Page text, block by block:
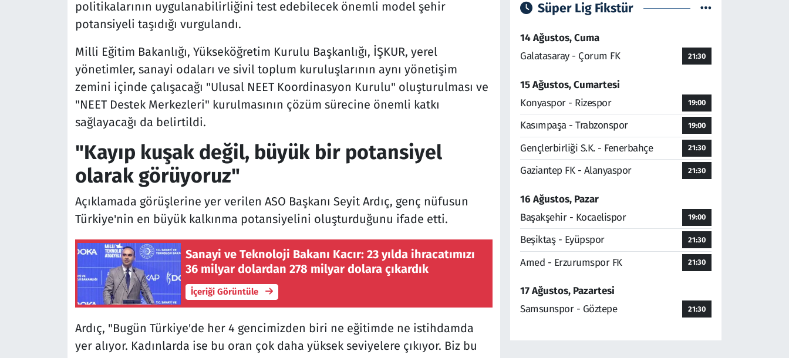
politikalarının uygulanabilirliğini test edebilecek önemli model şehir
potansiyeli taşıdığı vurgulandı.
Milli Eğitim Bakanlığı, Yükseköğretim Kurulu Başkanlığı, İŞKUR, yerel
yönetimler, sanayi odaları ve sivil toplum kuruluşlarının aynı yönetişim
zemini içinde çalışacağı "Ulusal NEET Koordinasyon Kurulu" oluşturulması ve
"NEET Destek Merkezleri" kurulmasının çözüm sürecine önemli katkı
sağlayacağı da belirtildi.
"Kayıp kuşak değil, büyük bir potansiyel
olarak görüyoruz"
Açıklamada görüşlerine yer verilen ASO Başkanı Seyit Ardıç, genç nüfusun
Türkiye'nin en büyük kalkınma potansiyelini oluşturduğunu ifade etti.
Sanayi ve Teknoloji Bakanı Kacır: 23 yılda ihracatımızı
36 milyar dolardan 278 milyar dolara çıkardık
İçeriği Görüntüle
Ardıç, "Bugün Türkiye'de her 4 gencimizden biri ne eğitimde ne istihdamda
yer alıyor. Kadınlarda ise bu oran çok daha yüksek seviyelere çıkıyor. Biz bu
Süper Lig Fikstür
14 Ağustos, Cuma
Galatasaray - Çorum FK
21:30
15 Ağustos, Cumartesi
Konyaspor - Rizespor
19:00
Kasımpaşa - Trabzonspor 19:00
Gençlerbirliği S.K. - Fenerbahçe 21:30
Gaziantep FK - Alanyaspor 21:30
16 Ağustos, Pazar
Başakşehir - Kocaelispor
19:00
Beşiktaş - Eyüpspor 21:30
Amed - Erzurumspor FK 21:30
17 Ağustos, Pazartesi
Samsunspor - Göztepe
21:30